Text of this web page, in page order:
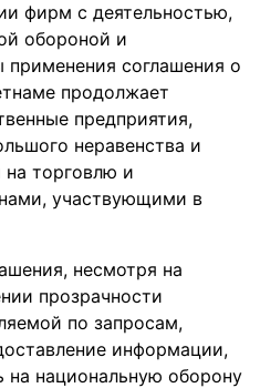
фирм с деятельностью,
обороной и
соглашения о
продолжает
предприятия,
неравенства и
на торговлю и
участвующими в
несмотря на
прозрачности
по запросам,
информации,
на национальную оборону